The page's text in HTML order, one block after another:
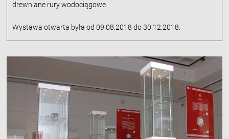
drewniane rury wodociągowe.
Wystawa otwarta była od 09.08.2018 do 30.12.2018.